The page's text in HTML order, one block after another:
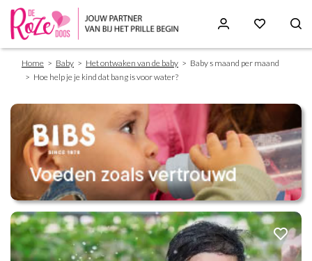
Breadcrumb
Home Baby Het ontwaken van de baby
Baby s maand per maand
Hoe help je je kind dat bang is voor water?